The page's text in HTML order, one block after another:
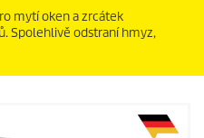
mytí oken a zrcátek
Spolehlivě odstraní hmyz,